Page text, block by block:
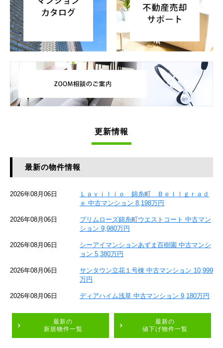
更新情報
最新の物件情報
2026年08月06日
Ｌａｖｉｌｉｏ 錦糸町 Ｂｅｌｌｇｒａｄ
ｅ 中古マンション 8,198万円
2026年08月06日
プリムローズ錦糸町ウエストコート 中古マン
ション 9,980万円
2026年08月06日
シーアイマンションあずま百樹園 中古マンシ
ョン 5,380万円
2026年08月06日
サンタウン立花１号棟 中古マンション 10,999
万円
2026年08月06日 ディアハイム浅草 中古マンション 9,180万円
最新の
新規物件一覧
最新の
値下げ物件一覧